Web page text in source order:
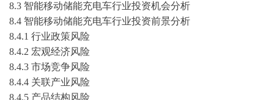
8.3 智能移动储能充电车行业投资机会分析
8.4 智能移动储能充电车行业投资前景分析
8.4.1 行业政策风险
8.4.2 宏观经济风险
8.4.3 市场竞争风险
8.4.4 关联产业风险
8.4.5 产品结构风险